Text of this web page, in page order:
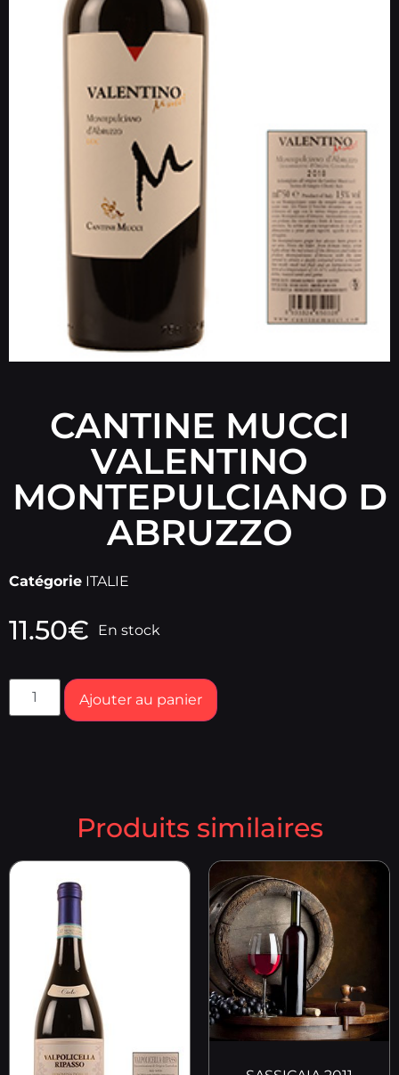
CANTINE MUCCI
VALENTINO
MONTEPULCIANO D
ABRUZZO
Catégorie ITALIE
11.50€ En stock
Ajouter au panier
Produits similaires